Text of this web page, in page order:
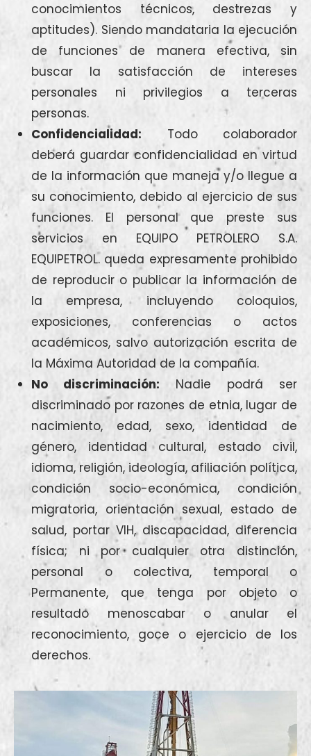
conocimientos técnicos, destrezas y
aptitudes). Siendo mandataria la ejecución
de funciones de manera efectiva, sin
buscar la satisfacción de intereses
personales ni privilegios a terceras
personas.
Confidencialidad: Todo colaborador
deberá guardar confidencialidad en virtud
de la información que maneja y/o llegue a
su conocimiento, debido al ejercicio de sus
funciones. El personal que preste sus
servicios en EQUIPO PETROLERO S.A.
EQUIPETROL. queda expresamente prohibido
de reproducir o publicar la información de
la empresa, incluyendo coloquios,
exposiciones, conferencias o actos
académicos, salvo autorización escrita de
la Máxima Autoridad de la compañía.
No discriminación: Nadie podrá ser
discriminado por razones de etnia, lugar de
nacimiento, edad, sexo, identidad de
género, identidad cultural, estado civil,
idioma, religión, ideología, afiliación política,
condición socio-económica, condición
migratoria, orientación sexual, estado de
salud, portar VIH, discapacidad, diferencia
física; ni por cualquier otra distinción,
personal o colectiva, temporal o
Permanente, que tenga por objeto o
resultado menoscabar o anular el
reconocimiento, goce o ejercicio de los
derechos.